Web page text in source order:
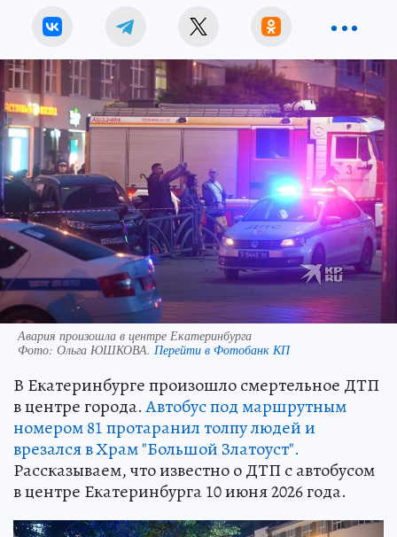
Авария произошла в центре Екатеринбурга
Фото: Ольга ЮШКОВА. Перейти в Фотобанк КП
В Екатеринбурге произошло смертельное ДТП
в центре города.Автобус под маршрутным
номером 81 протаранил толпу людей и
врезался в Храм "Большой Златоуст".
Рассказываем, что известно о ДТП с автобусом
в центре Екатеринбурга 10 июня 2026 года.